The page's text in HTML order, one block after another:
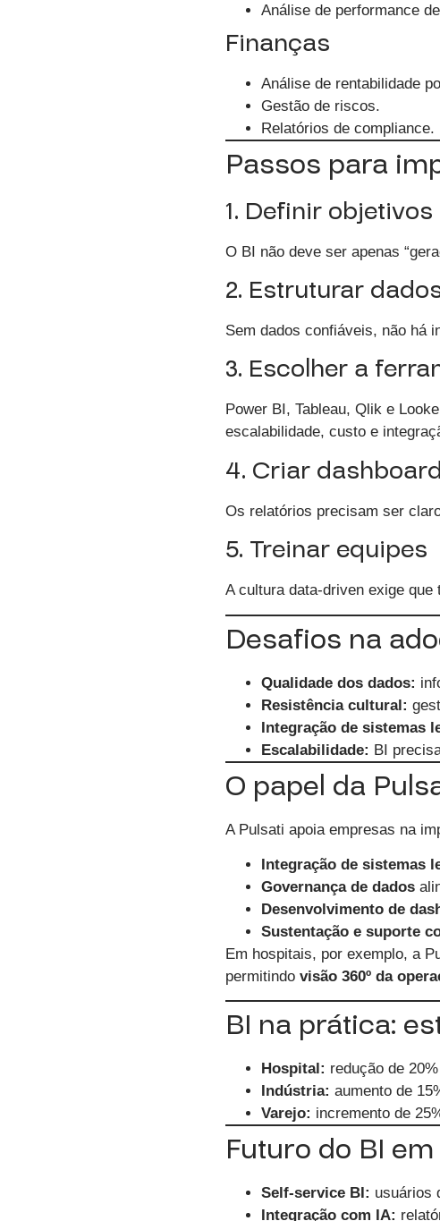
Análise de performance
Finanças
Análise de rentabilidade
Gestão de riscos.
Relatórios de compliance.
Passos para
1. Definir
O BI não deve ser apenas
2. Estruturar
Sem dados confiáveis, não há
3. Escolher a
Power BI, Tableau, Qlik e
escalabilidade, custo e
4. Criar
Os relatórios precisam ser
5. Treinar equipes
A cultura data-driven exige
Desafios na
Qualidade dos dados:
Resistência cultural:
Integração de sistemas
Escalabilidade: BI
O papel da
A Pulsati apoia empresas na
Integração de sistemas
Governança de dados
Desenvolvimento de
Sustentação e suporte
Em hospitais, por exemplo, a
permitindo visão 360º da
BI na prática:
Hospital: redução de
Indústria: aumento de
Varejo: incremento de
Futuro do BI
Self-service BI: usuários
Integração com IA: